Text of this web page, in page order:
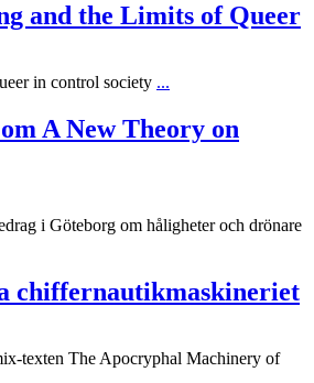
and the Limits of Queer
in control society ...
A New Theory on
i Göteborg om håligheter och drönare
chiffernautikmaskineriet
texten The Apocryphal Machinery of